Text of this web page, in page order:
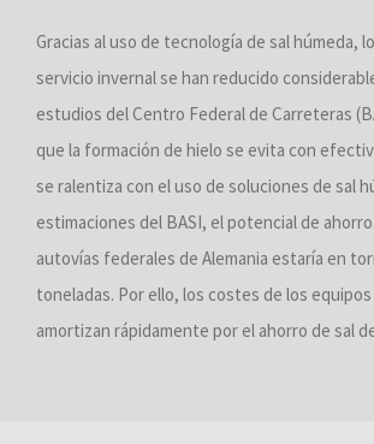
Gracias al uso de tecnología de sal húmeda,
servicio invernal se han reducido
estudios del Centro Federal de Carreteras
que la formación de hielo se evita con
se ralentiza con el uso de soluciones de sal
estimaciones del BASI, el potencial de
autovías federales de Alemania estaría en
toneladas. Por ello, los costes de los
amortizan rápidamente por el ahorro de sal